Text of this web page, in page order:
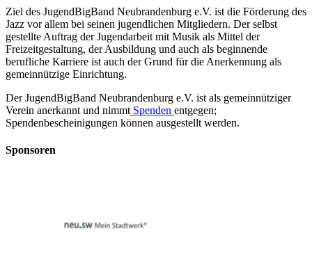
Ziel des JugendBigBand Neubrandenburg e.V. ist die Förderung des
Jazz vor allem bei seinen jugendlichen Mitgliedern. Der selbst
gestellte Auftrag der Jugendarbeit mit Musik als Mittel der
Freizeitgestaltung, der Ausbildung und auch als beginnende
berufliche Karriere ist auch der Grund für die Anerkennung als
gemeinnützige Einrichtung.
Der JugendBigBand Neubrandenburg e.V. ist als gemeinnütziger
Verein anerkannt und nimmt Spenden entgegen;
Spendenbescheinigungen können ausgestellt werden.
Sponsoren